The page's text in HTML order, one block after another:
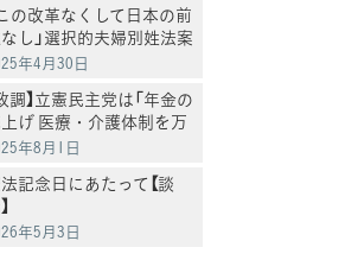
の改革なくして日本の前
し」選択的夫婦別姓法案
出
年4月30日
調】立憲民主党は「年金の
げ 医療・介護体制を万
する」
年8月1日
記念日にあたって【談
年5月3日